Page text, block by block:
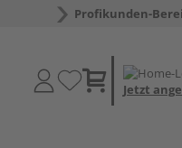
Profikunden-
Jetzt